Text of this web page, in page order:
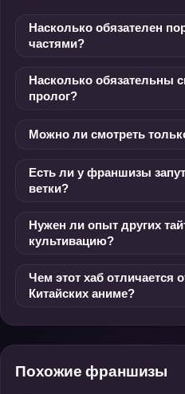
Насколько обязателен
частями?
Насколько обязательны
пролог?
Можно ли смотреть
Есть ли у франшизы
ветки?
Нужен ли опыт других
культивацию?
Чем этот хаб отличается
Китайских аниме?
Похожие франшизы